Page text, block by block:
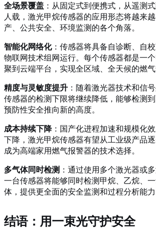
全场景覆盖 ：从固定式到便携式，从遥测
人载，激光甲烷传感器的应用形态将越来
产、公共安全、环境监测的各个角落。
智能化网络化：传感器将具备自诊断、自
物联网技术组网运行。每个传感器都是一
聚到云端平台，实现全区域、全天候的燃气
精度与灵敏度提升 ：随着激光器技术和信
传感器的检测下限将继续降低，能够检测
预防性安全推向新的高度。
成本持续下降 ：国产化进程加速和规模化
下降，激光甲烷传感器有望从工业级产品
成为高端家用燃气报警器的技术选择。
多气体同时检测 ：通过使用多个激光器或
一台传感器将能够同时检测甲烷、乙烷、
体，提供更全面的安全监测和过程分析能力
结语：用一束光守护安全